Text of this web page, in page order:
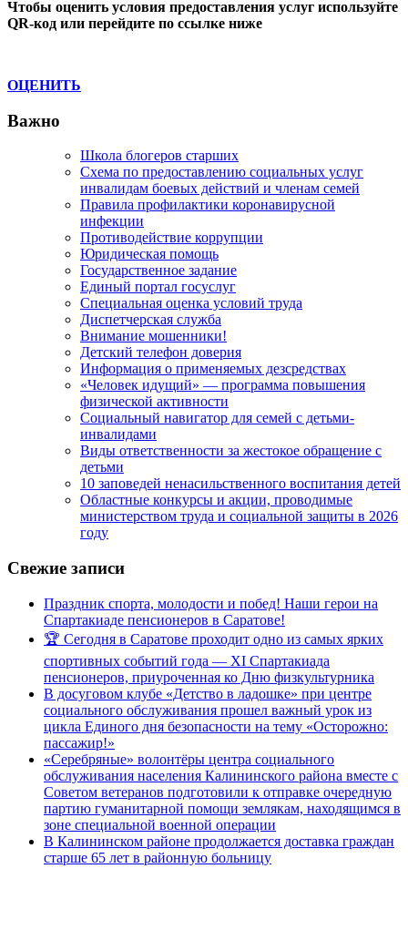
Чтобы оценить условия предоставления услуг используйте
QR-код или перейдите по ссылке ниже
ОЦЕНИТЬ
Важно
Школа блогеров старших
Схема по предоставлению социальных услуг
инвалидам боевых действий и членам семей
Правила профилактики коронавирусной
инфекции
Противодействие коррупции
Юридическая помощь
Государственное задание
Единый портал госуслуг
Специальная оценка условий труда
Диспетчерская служба
Внимание мошенники!
Детский телефон доверия
Информация о применяемых дезсредствах
«Человек идущий» — программа повышения
физической активности
Социальный навигатор для семей с детьми-
инвалидами
Виды ответственности за жестокое обращение с
детьми
10 заповедей ненасильственного воспитания детей
Областные конкурсы и акции, проводимые
министерством труда и социальной защиты в 2026
году
Свежие записи
Праздник спорта, молодости и побед! Наши герои на
Спартакиаде пенсионеров в Саратове!
🏆 Сегодня в Саратове проходит одно из самых ярких
спортивных событий года — XI Спартакиада
пенсионеров, приуроченная ко Дню физкультурника
В досуговом клубе «Детство в ладошке» при центре
социального обслуживания прошел важный урок из
цикла Единого дня безопасности на тему «Осторожно:
пассажир!»
«Серебряные» волонтёры центра социального
обслуживания населения Калининского района вместе с
Советом ветеранов подготовили к отправке очередную
партию гуманитарной помощи землякам, находящимся в
зоне специальной военной операции
В Калининском районе продолжается доставка граждан
старше 65 лет в районную больницу